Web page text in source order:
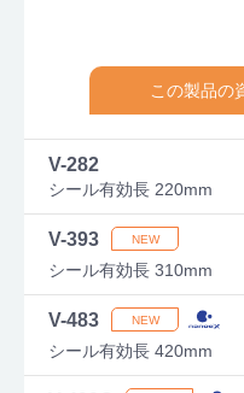
この製品の
V-282
シール有効長 220mm
V-393
シール有効長 310mm
V-483
シール有効長 420mm